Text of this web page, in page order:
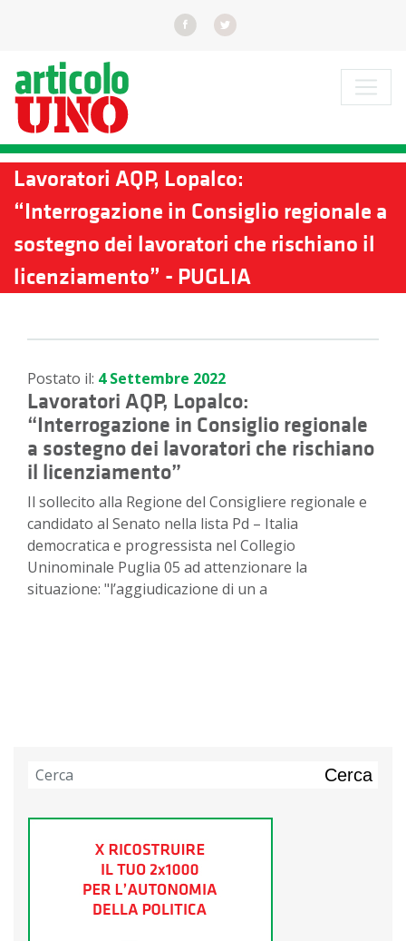
Lavoratori AQP, Lopalco:
“Interrogazione in Consiglio regionale a
sostegno dei lavoratori che rischiano il
licenziamento” - PUGLIA
Postato il: 4 Settembre 2022
Lavoratori AQP, Lopalco:
“Interrogazione in Consiglio regionale
a sostegno dei lavoratori che rischiano
il licenziamento”
Il sollecito alla Regione del Consigliere regionale e
candidato al Senato nella lista Pd – Italia
democratica e progressista nel Collegio
Uninominale Puglia 05 ad attenzionare la
situazione: "l’aggiudicazione di un a
Cerca